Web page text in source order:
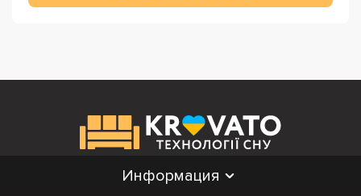
Информация